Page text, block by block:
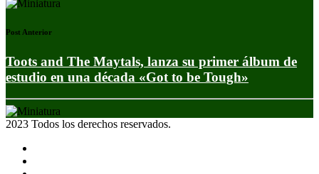
Post Anterior
Toots and The Maytals, lanza su primer álbum de
estudio en una década «Got to be Tough»
2023 Todos los derechos reservados.